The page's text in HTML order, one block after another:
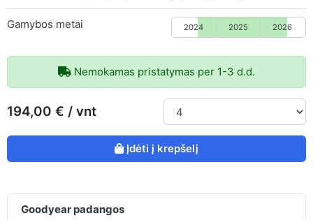
Gamybos metai 2024 2025 2026
Nemokamas pristatymas per 1-3 d.d.
194,00 € / vnt
Įdėti į krepšelį
Goodyear padangos